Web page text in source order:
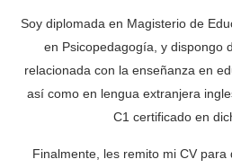
Soy diplomada en Magisterio de
en Psicopedagogía, y dispongo
relacionada con la enseñanza en
así como en lengua extranjera
C1 certificado en
Finalmente, les remito mi CV